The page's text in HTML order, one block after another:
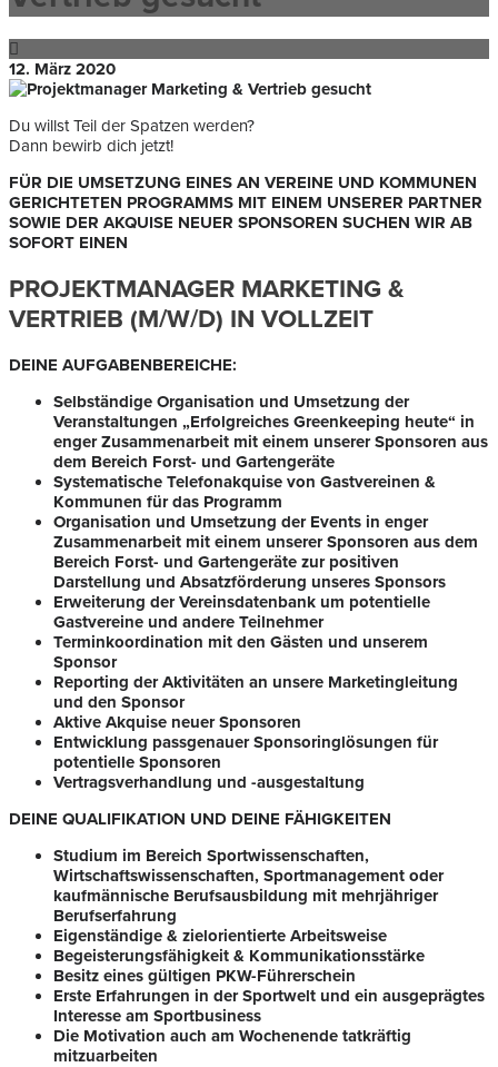
12. März 2020
Du willst Teil der Spatzen werden?
Dann bewirb dich jetzt!
FÜR DIE UMSETZUNG EINES AN VEREINE UND KOMMUNEN
GERICHTETEN PROGRAMMS MIT EINEM UNSERER PARTNER
SOWIE DER AKQUISE NEUER SPONSOREN SUCHEN WIR AB
SOFORT EINEN
PROJEKTMANAGER MARKETING &
VERTRIEB (M/W/D) IN VOLLZEIT
DEINE AUFGABENBEREICHE:
Selbständige Organisation und Umsetzung der
Veranstaltungen „Erfolgreiches Greenkeeping heute“ in
enger Zusammenarbeit mit einem unserer Sponsoren aus
dem Bereich Forst- und Gartengeräte
Systematische Telefonakquise von Gastvereinen &
Kommunen für das Programm
Organisation und Umsetzung der Events in enger
Zusammenarbeit mit einem unserer Sponsoren aus dem
Bereich Forst- und Gartengeräte zur positiven
Darstellung und Absatzförderung unseres Sponsors
Erweiterung der Vereinsdatenbank um potentielle
Gastvereine und andere Teilnehmer
Terminkoordination mit den Gästen und unserem
Sponsor
Reporting der Aktivitäten an unsere Marketingleitung
und den Sponsor
Aktive Akquise neuer Sponsoren
Entwicklung passgenauer Sponsoringlösungen für
potentielle Sponsoren
Vertragsverhandlung und -ausgestaltung
DEINE QUALIFIKATION UND DEINE FÄHIGKEITEN
Studium im Bereich Sportwissenschaften,
Wirtschaftswissenschaften, Sportmanagement oder
kaufmännische Berufsausbildung mit mehrjähriger
Berufserfahrung
Eigenständige & zielorientierte Arbeitsweise
Begeisterungsfähigkeit & Kommunikationsstärke
Besitz eines gültigen PKW-Führerschein
Erste Erfahrungen in der Sportwelt und ein ausgeprägtes
Interesse am Sportbusiness
Die Motivation auch am Wochenende tatkräftig
mitzuarbeiten